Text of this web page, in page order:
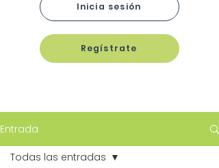
Inicia sesión
Regístrate
Entrada
Todas las entradas